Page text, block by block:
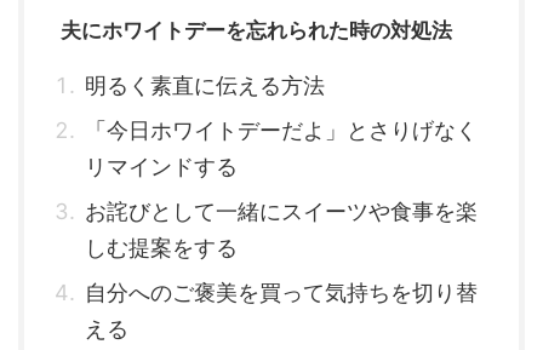
夫にホワイトデーを忘れられた時の対処法
明るく素直に伝える方法
「今日ホワイトデーだよ」とさりげなく
リマインドする
お詫びとして一緒にスイーツや食事を楽
しむ提案をする
自分へのご褒美を買って気持ちを切り替
える